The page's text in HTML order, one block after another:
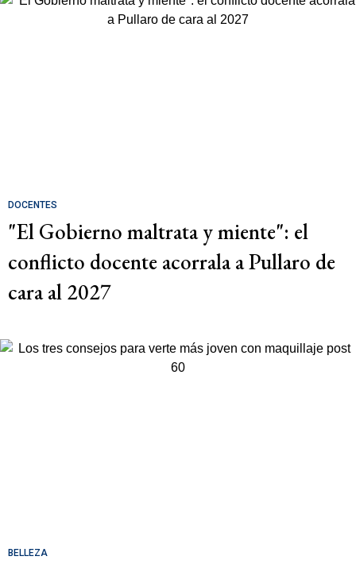
DOCENTES
"El Gobierno maltrata y miente": el
conflicto docente acorrala a Pullaro de
cara al 2027
BELLEZA